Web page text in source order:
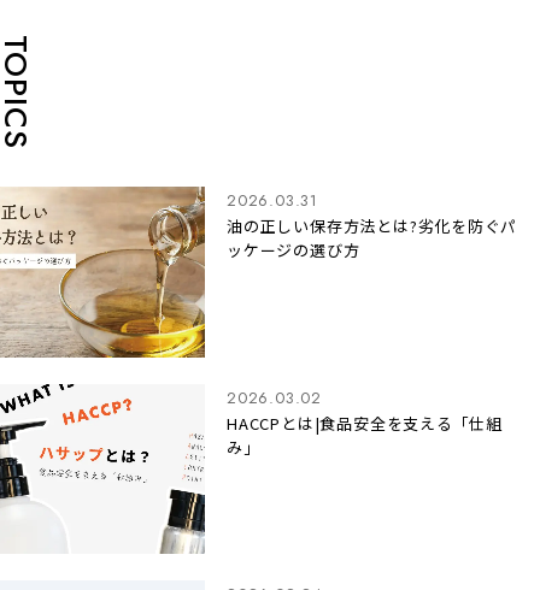
2026.03.31
油の正しい保存方法とは?劣化を防ぐパ
ッケージの選び方
2026.03.02
HACCPとは|食品安全を支える「仕組
み」